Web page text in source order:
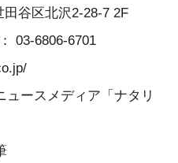
谷区北沢2-28-7 2F
03-6806-6701
ースメディア「ナタリ